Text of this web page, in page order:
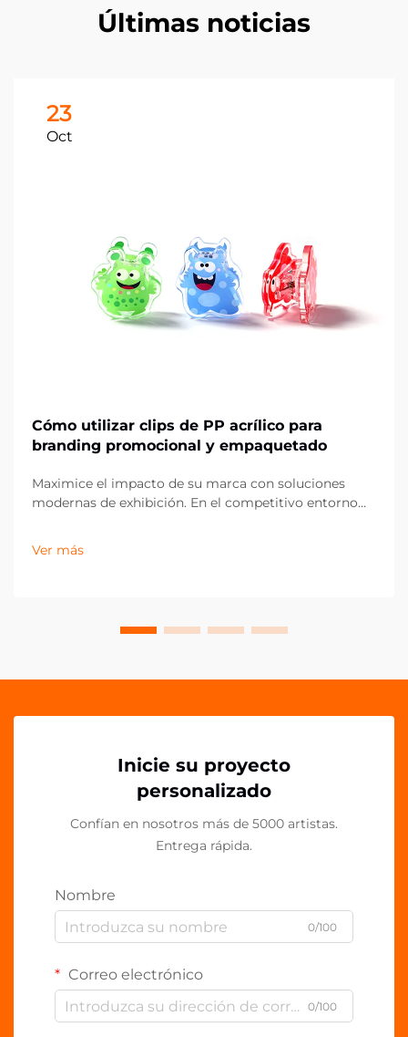
Últimas noticias
23
Oct
Cómo utilizar clips de PP acrílico para
branding promocional y empaquetado
Maximice el impacto de su marca con soluciones
modernas de exhibición. En el competitivo entorno
pequeños detalles pueden marcar la mayor diferencia
en la presentación de la marca. Los clips acrílicos PP
Ver más
Inicie su proyecto
personalizado
Confían en nosotros más de 5000 artistas.
Entrega rápida.
Nombre
0/100
Correo electrónico
0/100